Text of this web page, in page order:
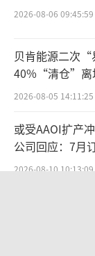
业绩承
脸。2018
新低。
拳头产
九芝堂
销售有关。
2026-08-06 09:45:59
贝肯能源二次
40%“清仓”离
宏科百世拟入主
2026-08-05 14:11:25
或受AAOI扩产
公司回应：7月
2026-08-10 10:13:09